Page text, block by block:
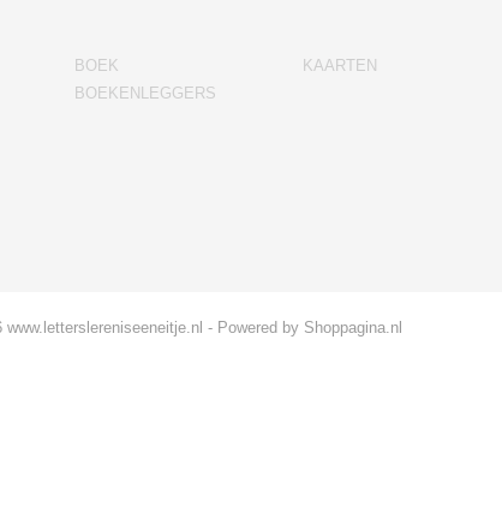
BOEK
BOEKENLEGGERS
KAARTEN
- Powered by Shoppagina.nl